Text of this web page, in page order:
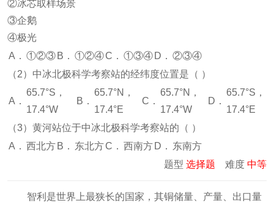
②冰芯取样场景
③企鹅
④极光
A． ①②③ B． ①②④C． ①③④ D． ②③④
（2）中冰北极科学考察站的经纬度位置是（ ）
A．
65.7°S ，
17.4°W
B．
65.7°N ，
17.4°E
C．
65.7°N ，
17.4°W
D．
65.7°S ，
17.4°E
（3）黄河站位于中冰北极科学考察站的（ ）
A． 西北方 B． 东北方C． 西南方 D． 东南方
题型 选择题 难度 中等
智利是世界上最狭长的国家，其铜储量、产量、出口量